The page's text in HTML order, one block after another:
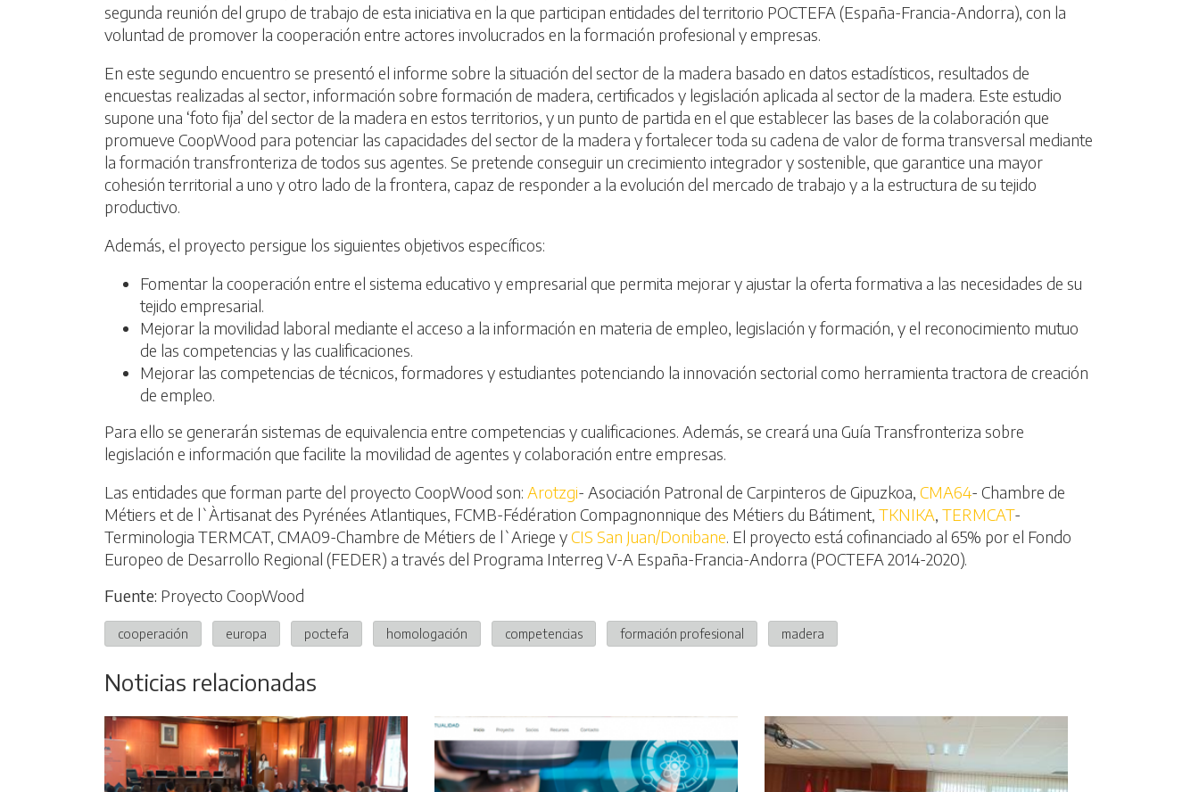
segunda reunión del grupo de trabajo de esta iniciativa en la que participan entidades del territorio POCTEFA (España-Francia-Andorra), con la
voluntad de promover la cooperación entre actores involucrados en la formación profesional y empresas.
En este segundo encuentro se presentó el informe sobre la situación del sector de la madera basado en datos estadísticos, resultados de
encuestas realizadas al sector, información sobre formación de madera, certificados y legislación aplicada al sector de la madera. Este estudio
supone una ‘foto fija’ del sector de la madera en estos territorios, y un punto de partida en el que establecer las bases de la colaboración que
promueve CoopWood para potenciar las capacidades del sector de la madera y fortalecer toda su cadena de valor de forma transversal mediante
la formación transfronteriza de todos sus agentes. Se pretende conseguir un crecimiento integrador y sostenible, que garantice una mayor
cohesión territorial a uno y otro lado de la frontera, capaz de responder a la evolución del mercado de trabajo y a la estructura de su tejido
productivo.
Además, el proyecto persigue los siguientes objetivos específicos:
Fomentar la cooperación entre el sistema educativo y empresarial que permita mejorar y ajustar la oferta formativa a las necesidades de su
tejido empresarial.
Mejorar la movilidad laboral mediante el acceso a la información en materia de empleo, legislación y formación, y el reconocimiento mutuo
de las competencias y las cualificaciones.
Mejorar las competencias de técnicos, formadores y estudiantes potenciando la innovación sectorial como herramienta tractora de creación
de empleo.
Para ello se generarán sistemas de equivalencia entre competencias y cualificaciones. Además, se creará una Guía Transfronteriza sobre
legislación e información que facilite la movilidad de agentes y colaboración entre empresas.
Las entidades que forman parte del proyecto CoopWood son: Arotzgi- Asociación Patronal de Carpinteros de Gipuzkoa, CMA64- Chambre de
Métiers et de l`Àrtisanat des Pyrénées Atlantiques, FCMB-Fédération Compagnonnique des Métiers du Bátiment, TKNIKA TERMCAT-
Terminologia TERMCAT, CMA09-Chambre de Métiers de l`Ariege yCIS San Juan/Donibane . El proyecto está cofinanciado al 65% por el Fondo
Europeo de Desarrollo Regional (FEDER) a través del Programa Interreg V-A España-Francia-Andorra (POCTEFA 2014-2020).
Fuente: Proyecto CoopWood
cooperación europa poctefa homologación competencias formación profesional madera
Noticias relacionadas